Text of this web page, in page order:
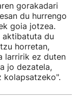
gorakadari
du hurrengo
goia jotzea.
aktibatuta du
horretan,
larririk ez duten
jo dezatela,
kolapsatzeko".